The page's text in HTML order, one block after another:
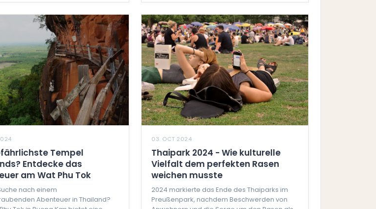
Tempel
Entdecke das
am Wat Phu Tok
nach einem
Abenteuer in Thailand?
03. OCT 2024
Thaipark 2024 - Wie kulturelle
Vielfalt dem perfekten Rasen
weichen musste
2024 markierte das Ende des Thaiparks im
Preußenpark, nachdem Beschwerden von